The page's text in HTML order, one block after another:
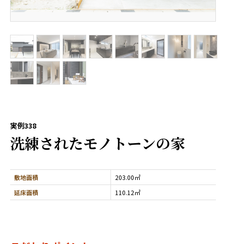
実例338
洗練されたモノトーンの家
敷地面積
203.00㎡
延床面積
110.12㎡